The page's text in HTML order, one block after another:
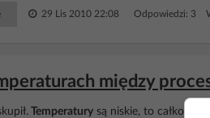
29 Lis 2010 22:08 Odpowiedzi: 3
między
Temperatury są niskie, to całkowity